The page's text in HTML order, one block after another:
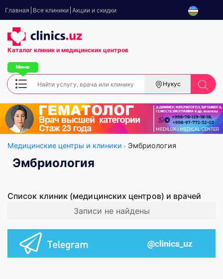
Главная Все клиники Акции и скидки
Каталог клиник и медицинских центров
Нукус
Медицинские центры и клиники Эмбриология
Эмбриология
Список клиник (медицинских центров) и врачей
Записи не найдены